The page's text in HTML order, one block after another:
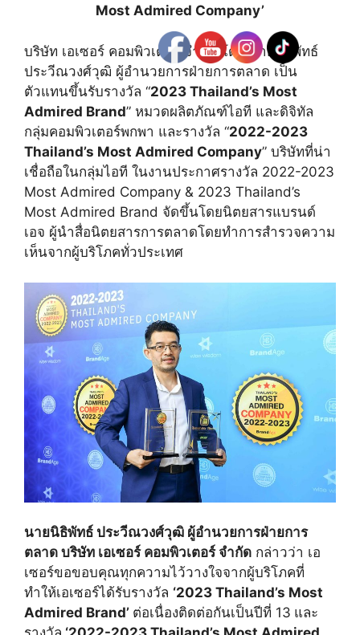
Most Admired Company’
บริษัท เอเซอร์ คอมพิวเตอร์ จำกัด โดย นายนิธิพัทธ์
ประวีณวงศ์วุฒิ ผู้อำนวยการฝ่ายการตลาด เป็น
ตัวแทนขึ้นรับรางวัล “2023 Thailand’s Most
Admired Brand” หมวดผลิตภัณฑ์ไอที และดิจิทัล
กลุ่มคอมพิวเตอร์พกพา และรางวัล “2022-2023
Thailand’s Most Admired Company” บริษัทที่น่า
เชื่อถือในกลุ่มไอที ในงานประกาศรางวัล 2022-2023
Most Admired Company & 2023 Thailand’s
Most Admired Brand จัดขึ้นโดยนิตยสารแบรนด์
เอจ ผู้นำสื่อนิตยสารการตลาดโดยทำการสำรวจความ
เห็นจากผู้บริโภคทั่วประเทศ
นายนิธิพัทธ์ ประวีณวงศ์วุฒิ ผู้อำนวยการฝ่ายการ
ตลาด บริษัท เอเซอร์ คอมพิวเตอร์ จำกัด กล่าวว่า เอ
เซอร์ขอขอบคุณทุกความไว้วางใจจากผู้บริโภคที่
ทำให้เอเซอร์ได้รับรางวัล ‘2023 Thailand’s Most
Admired Brand’ ต่อเนื่องติดต่อกันเป็นปีที่ 13 และ